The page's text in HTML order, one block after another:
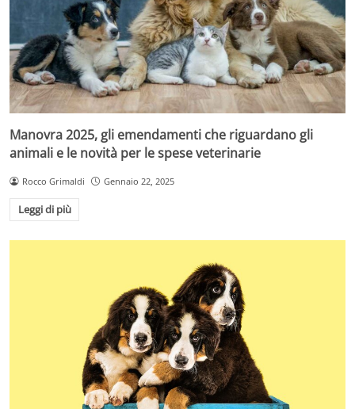
Manovra 2025, gli emendamenti che riguardano gli
animali e le novità per le spese veterinarie
Rocco Grimaldi Gennaio 22, 2025
Leggi di più